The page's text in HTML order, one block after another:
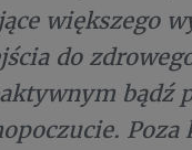
większego
do
bądź